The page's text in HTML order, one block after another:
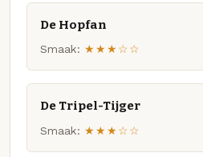
De Hopfan
Smaak: ★★★☆☆
De Tripel-Tijger
Smaak: ★★★☆☆